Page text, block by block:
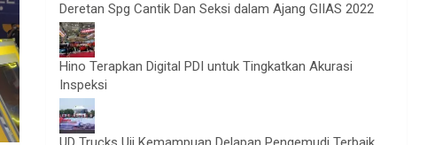
Deretan Spg Cantik Dan Seksi dalam Ajang GIIAS 2022
Hino Terapkan Digital PDI untuk Tingkatkan Akurasi
Inspeksi